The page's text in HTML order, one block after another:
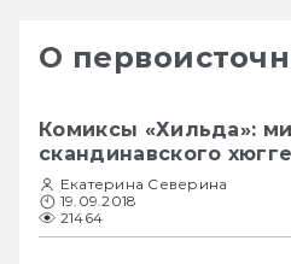
О
Комиксы «Хильда»:
скандинавского хюгге
Екатерина Северина
19.09.2018
21464